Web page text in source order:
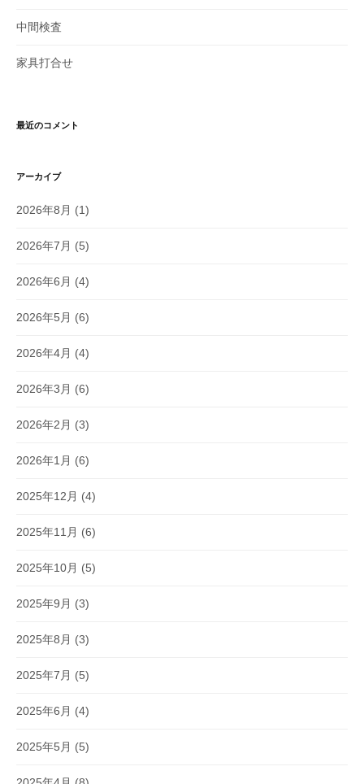
中間検査
家具打合せ
最近のコメント
アーカイブ
2026年8月 (1)
2026年7月 (5)
2026年6月 (4)
2026年5月 (6)
2026年4月 (4)
2026年3月 (6)
2026年2月 (3)
2026年1月 (6)
2025年12月 (4)
2025年11月 (6)
2025年10月 (5)
2025年9月 (3)
2025年8月 (3)
2025年7月 (5)
2025年6月 (4)
2025年5月 (5)